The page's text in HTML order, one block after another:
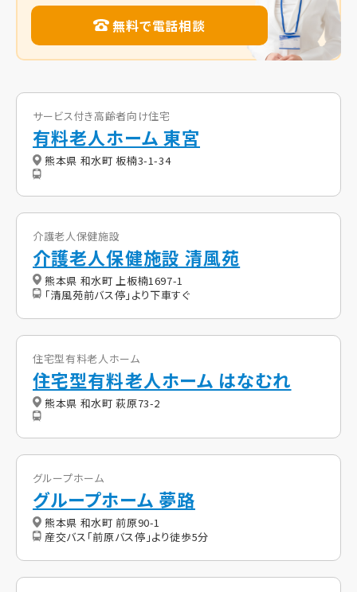
無料で電話相談
サービス付き高齢者向け住宅
有料老人ホーム 東宮
熊本県 和水町 板楠3-1-34
介護老人保健施設
介護老人保健施設 清風苑
熊本県 和水町 上板楠1697-1
「清風苑前バス停」より下車すぐ
住宅型有料老人ホーム
住宅型有料老人ホーム はなむれ
熊本県 和水町 萩原73-2
グループホーム
グループホーム 夢路
熊本県 和水町 前原90-1
産交バス「前原バス停」より徒歩5分